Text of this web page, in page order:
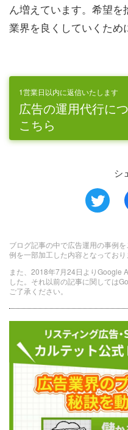
ん増えています。希望
業界を良くしていくため
1営業日以内に返信いたします
広告の運用代行に
こちら
シ
ブログ記事の中で広告運用の事例
例を一部加工した内容となっており
また、2018年7月24日よりGoogle
した。それ以前の記事に関しては
ご了承ください。